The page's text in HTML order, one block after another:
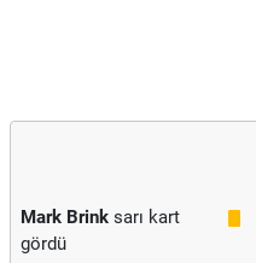
Mark Brink sarı kart
gördü